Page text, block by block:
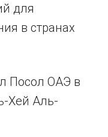
для
в странах
Посол ОАЭ в
Хей Аль-